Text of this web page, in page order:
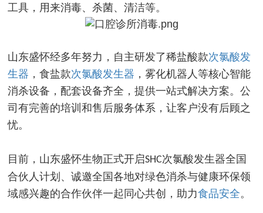
工具，用来消毒、杀菌、清洁等。
山东盛怀经多年努力，自主研发了稀盐酸款次氯酸发
生器 ，食盐款次氯酸发生器 ，雾化机器人等核心智能
消杀设备，配套设备齐全，提供一站式解决方案。公
司有完善的培训和售后服务体系，让客户没有后顾之
忧。
目前，山东盛怀生物正式开启SHC次氯酸发生器全国
合伙人计划、诚邀全国各地对绿色消杀与健康环保领
域感兴趣的合作伙伴一起同心共创，助力食品安全。